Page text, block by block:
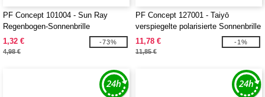
PF Concept 101004 - Sun Ray
Regenbogen-Sonnenbrille
1,32 €
4,98 €
-73%
PF Concept 127001 - Taiyō
verspiegelte polarisierte Sonnenbrille
aus rPET/Bambus in Geschenkbox
11,78 €
11,85 €
-1%